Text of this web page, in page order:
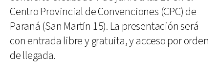
Centro Provincial de Convenciones (CPC) de
Paraná (San Martín 15). La presentación será
con entrada libre y gratuita, y acceso por orden
de llegada.